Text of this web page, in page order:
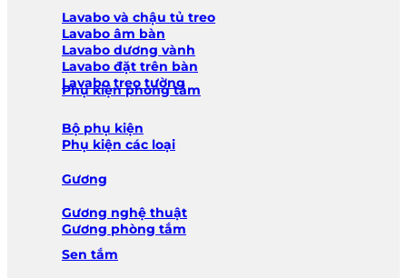
Lavabo và chậu tủ treo
Lavabo âm bàn
Lavabo dương vành
Lavabo đặt trên bàn
Lavabo treo tường
Phụ kiện phòng tắm
Bộ phụ kiện
Phụ kiện các loại
Gương
Gương nghệ thuật
Gương phòng tắm
Sen tắm